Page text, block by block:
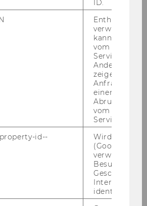
Information als PDF
ID.
Enthält ein
verwendet
kann, um
vom AMP-
Service
Andere
zeigen Opt-
Anfrage im
einen Fehler
Abrufen
vom AMP
Service an.
id--
Wird von
(Google Tag
verwendet,
Besucher
Geschlecht
Interessen zu
identifizieren.